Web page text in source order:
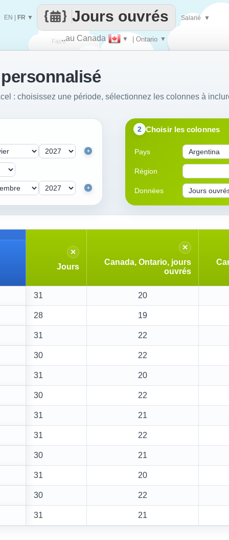
Faire
que
..au Canada ▼ | Ontario ▼
Jours ouvrés
EN FR ▼ Salarié ▼
: choisissez une période, sélectionnez les colonnes à
2 Choisir les colonnes
Pays
Région
Données
+
+
×
Jours
×
Canada, Ontario, jours
ouvrés
31 20
28 19
31 22
30 22
31 20
30 22
31 21
31 22
30 21
31 20
30 22
31 21